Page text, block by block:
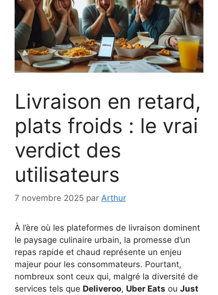
Livraison en retard,
plats froids : le vrai
verdict des
utilisateurs
7 novembre 2025 par Arthur
À l’ère où les plateformes de livraison dominent
le paysage culinaire urbain, la promesse d’un
repas rapide et chaud représente un enjeu
majeur pour les consommateurs. Pourtant,
nombreux sont ceux qui, malgré la diversité de
services tels que Deliveroo, Uber Eats ou Just